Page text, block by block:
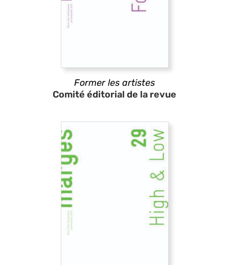
Former les artistes
Comité éditorial de la revue